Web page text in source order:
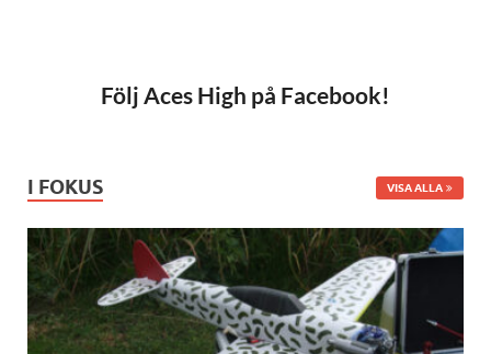
Följ Aces High på Facebook!
I FOKUS VISA ALLA